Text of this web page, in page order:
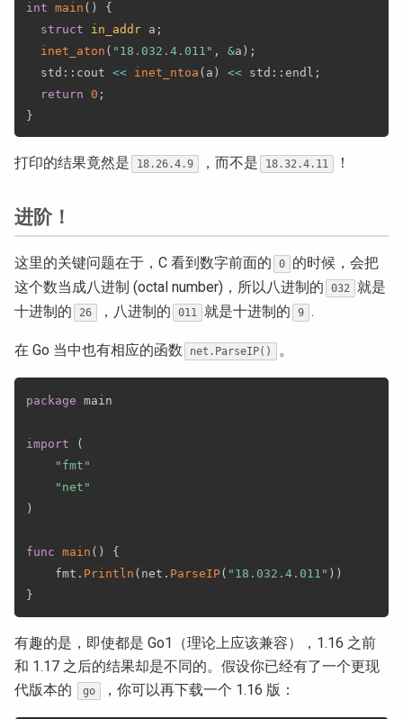
int main ( )
{
struct
in_addr a ;
inet_aton ( "18.032.4.011" , &a ) ;
  std
:: cout << inet_ntoa ( a ) << std :: endl ;
return 0 ;
}
打印的结果竟然是 18.26.4.9 ，而不是 18.32.4.11 ！
进阶！
这里的关键问题在于，C 看到数字前面的 0
的时候，会把
这个数当成八进制 (octal number)，所以八进制的
032 就是
十进制的
26 ，八进制的 011 就是十进制的 9 .
在 Go 当中也有相应的函数 net.ParseIP() 。
package main
import
(
"fmt"
"net"
)
func main ( )
{
	fmt
. Println ( net . ParseIP( "18.032.4.011" ) )
}
有趣的是，即使都是 Go1（理论上应该兼容），1.16 之前
和 1.17 之后的结果却是不同的。假设你已经有了一个更现
代版本的
go ，你可以再下载一个 1.16 版：